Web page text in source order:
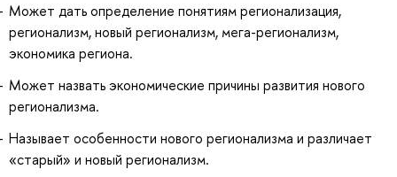
Может дать определение понятиям регионализация,
регионализм, новый регионализм, мега-регионализм,
экономика региона.
Может назвать экономические причины развития нового
регионализма.
Называет особенности нового регионализма и различает
«старый» и новый регионализм.